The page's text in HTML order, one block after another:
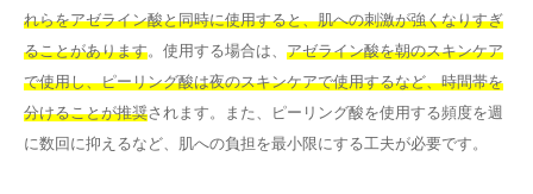
れらをアゼライン酸と同時に使用すると、肌への刺激が強くなりすぎ
ることがあります。使用する場合は、 アゼライン酸を朝のスキンケア
で使用し、ピーリング酸は夜のスキンケアで使用するなど、時間帯を
分けることが推奨されます。また、ピーリング酸を使用する頻度を週
に数回に抑えるなど、肌への負担を最小限にする工夫が必要です。